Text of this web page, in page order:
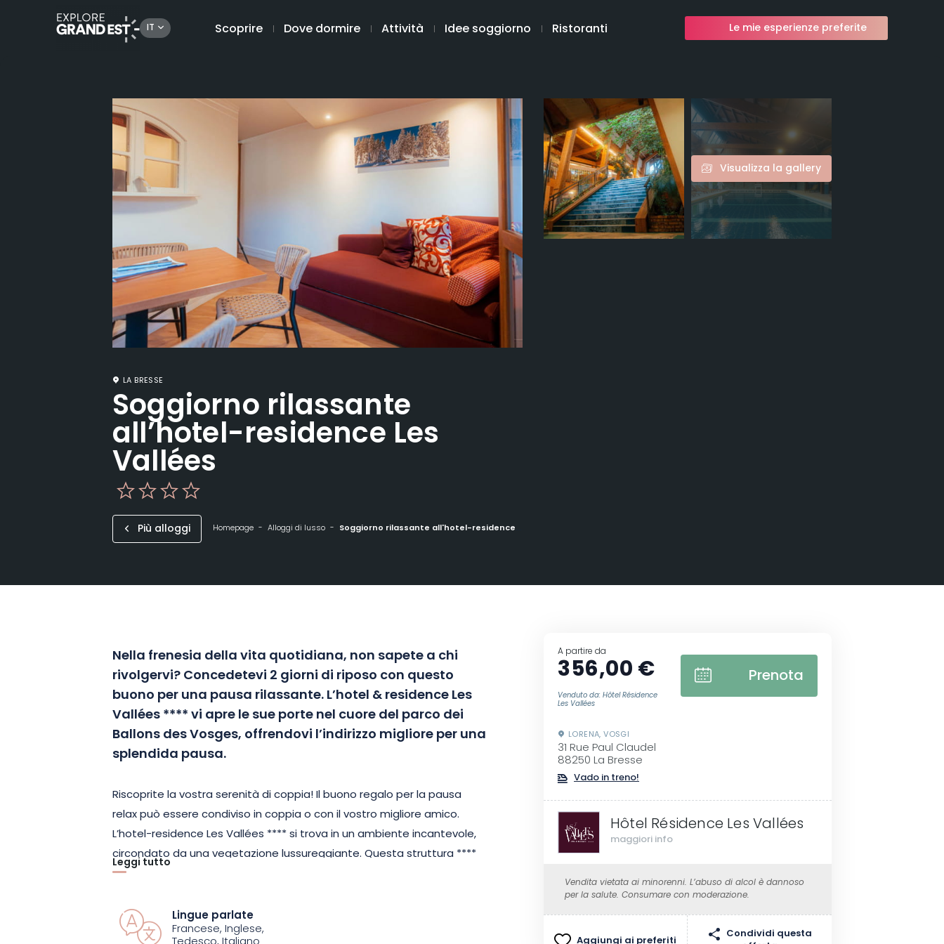
IT Scoprire Dove dormire Attività Idee soggiorno Ristoranti Le mie esperienze preferite
Visualizza la gallery
LA BRESSE
Soggiorno rilassante
all’hotel-residence Les
Vallées
Più alloggi Homepage Alloggi di lusso Soggiorno rilassante all'hotel-residence Les Vallées
Nella frenesia della vita quotidiana, non sapete a chi
rivolgervi? Concedetevi 2 giorni di riposo con questo
buono per una pausa rilassante. L’hotel & residence Les
Vallées **** vi apre le sue porte nel cuore del parco dei
Ballons des Vosges, offrendovi l’indirizzo migliore per una
splendida pausa.
Riscoprite la vostra serenità di coppia! Il buono regalo per la pausa
relax può essere condiviso in coppia o con il vostro migliore amico.
L’hotel-residence Les Vallées **** si trova in un ambiente incantevole,
circondato da una vegetazione lussureggiante. Questa struttura ****
brilla sopra la località di La Bresse-Hohneck, rendendola il pied-à-terre
l’accoglienza cordiale del team vi metterà subito a vostro agio.
Leggi tutto
Lingue parlate
Francese, Inglese,
A partire da
356,00 €
Venduto da: Hôtel Résidence
Les Vallées
Prenota
LORENA, VOSGI
31 Rue Paul Claudel
88250 La Bresse
Vado in treno!
Hôtel Résidence Les Vallées
maggiori info
Vendita vietata ai minorenni. L’abuso di alcol è dannoso
per la salute. Consumare con moderazione.
Condividi questa